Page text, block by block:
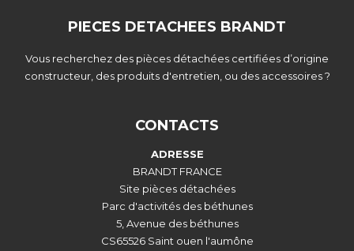
PIECES DETACHEES BRANDT
Vous recherchez des pièces détachées certifiées d’origine
constructeur, des produits d'entretien, ou des accessoires ?
CONTACTS
ADRESSE
BRANDT FRANCE
Site pièces détachées
Parc d'activités des béthunes
5, Avenue des béthunes
CS65526 Saint ouen l'aumône